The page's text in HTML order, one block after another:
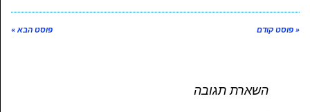
« פוסט קודם פוסט הבא »
השארת תגובה